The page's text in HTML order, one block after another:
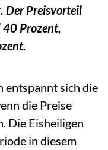
Der Preisvorteil
Prozent,
entspannt sich die
die Preise
Die Eisheiligen
in diesem